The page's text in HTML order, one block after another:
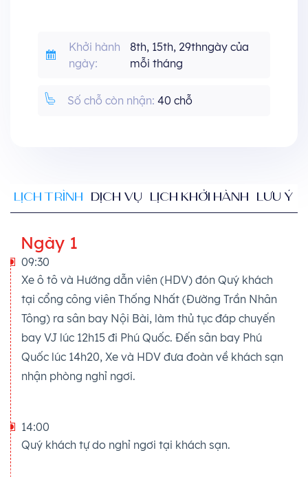
Khởi hành
ngày:
8th, 15th, 29thngày của
mỗi tháng
Số chỗ còn nhận: 40 chỗ
LỊCH TRÌNH DỊCH VỤ LỊCH KHỞI HÀNH LƯU Ý
Ngày 1
09:30
Xe ô tô và Hướng dẫn viên (HDV) đón Quý khách
tại cổng công viên Thống Nhất (Đường Trần Nhân
Tông) ra sân bay Nội Bài, làm thủ tục đáp chuyến
bay VJ lúc 12h15 đi Phú Quốc. Đến sân bay Phú
Quốc lúc 14h20, Xe và HDV đưa đoàn về khách sạn
nhận phòng nghỉ ngơi.
14:00
Quý khách tự do nghỉ ngơi tại khách sạn.